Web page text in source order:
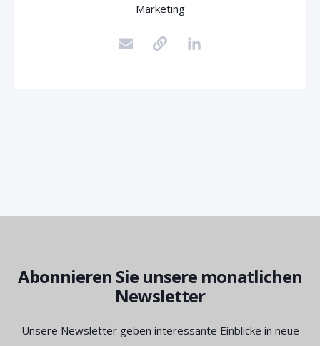
Marketing
Abonnieren Sie unsere monatlichen
Newsletter
Unsere Newsletter geben interessante Einblicke in neue